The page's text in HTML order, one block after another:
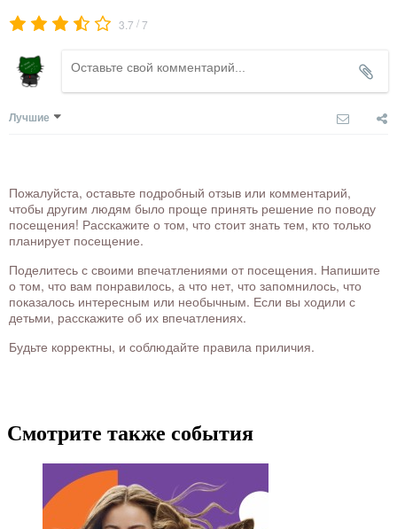
3.7 /7
Лучшие
Пожалуйста, оставьте подробный отзыв или комментарий,
чтобы другим людям было проще принять решение по поводу
посещения! Расскажите о том, что стоит знать тем, кто только
планирует посещение.
Поделитесь с своими впечатлениями от посещения. Напишите
о том, что вам понравилось, а что нет, что запомнилось, что
показалось интересным или необычным. Если вы ходили с
детьми, расскажите об их впечатлениях.
Будьте корректны, и соблюдайте правила приличия.
Смотрите также события